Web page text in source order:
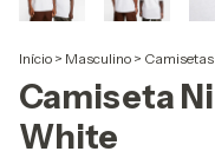
Início > Masculino > Camisetas
Camiseta
White